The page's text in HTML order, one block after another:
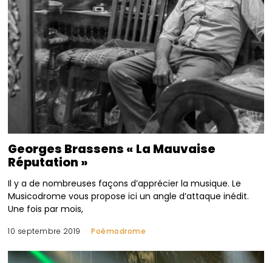
Georges Brassens « La Mauvaise
Réputation »
Il y a de nombreuses façons d’apprécier la musique. Le
Musicodrome vous propose ici un angle d’attaque inédit.
Une fois par mois,
10 septembre 2019 Poèmodrome